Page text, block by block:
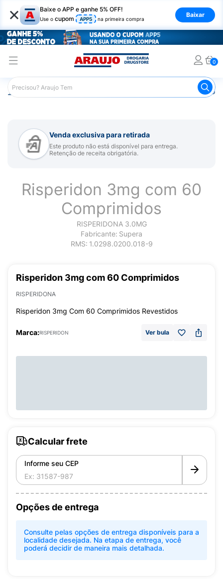
× Baixe o APP e ganhe 5% OFF!
Use o cupom APP5 na primeira compra
Baixar
0
Araujo Medicamentos Remédio para Sistema Nervoso
Venda exclusiva para retirada
Este produto não está disponível para entrega.
Retenção de receita obrigatória.
Risperidon 3mg com 60
Comprimidos
RISPERIDONA 3.0MG
Fabricante: Supera
RMS: 1.0298.0200.018-9
Risperidon 3mg com 60 Comprimidos
RISPERIDONA
Risperidon 3mg Com 60 Comprimidos Revestidos
Marca:RISPERIDON Ver bula
Calcular frete
Informe seu CEP
Opções de entrega
Consulte pelas opções de entrega disponíveis para a
localidade desejada. Na etapa de entrega, você
poderá decidir de maneira mais detalhada.